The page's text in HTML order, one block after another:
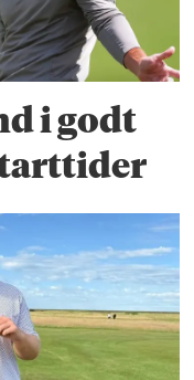
i godt